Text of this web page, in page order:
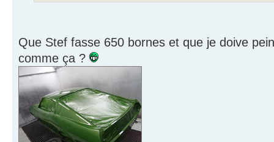
Que Stef fasse 650 bornes et que je doive
comme ça ?